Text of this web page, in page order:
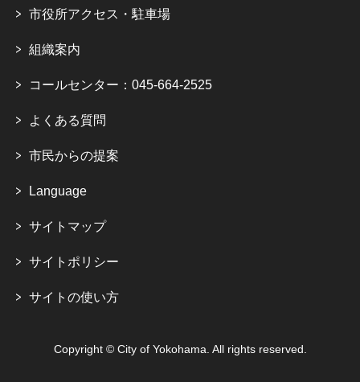
市役所アクセス・駐車場
組織案内
コールセンター：045-664-2525
よくある質問
市民からの提案
Language
サイトマップ
サイトポリシー
サイトの使い方
Copyright © City of Yokohama. All rights reserved.